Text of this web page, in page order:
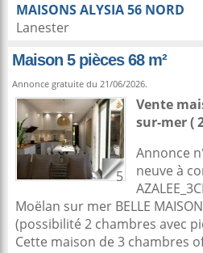
MAISONS ALYSIA 56 NORD
Lanester
Maison 5 pièces 68 m²
Annonce gratuite du 21/06/2026.
5
Vente
sur-mer(
Annonce
neuve à
Moëlan sur mer BELLE
(possibilité 2 chambres avec
Cette maison de 3 chambres